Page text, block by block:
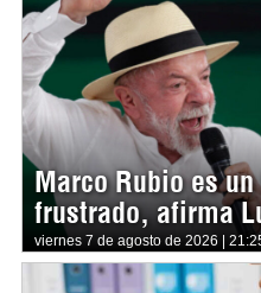
Marco Rubio es
frustrado, afirma
viernes 7 de agosto de 2026 |